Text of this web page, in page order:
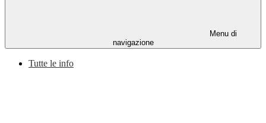
Menu di
navigazione
Tutte le info